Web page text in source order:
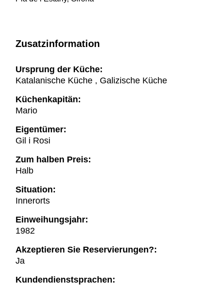
Zusatzinformation
Ursprung der Küche:
Katalanische Küche , Galizische Küche
Küchenkapitän:
Mario
Eigentümer:
Gil i Rosi
Zum halben Preis:
Halb
Situation:
Innerorts
Einweihungsjahr:
1982
Akzeptieren Sie Reservierungen?:
Ja
Kundendienstsprachen: